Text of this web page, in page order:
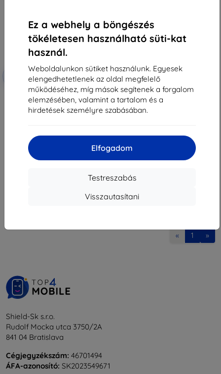
Ez a webhely a böngészés
tökéletesen használható süti-kat
használ.
Weboldalunkon sütiket használunk. Egyesek
elengedhetetlenek az oldal megfelelő
működéséhez, míg mások segítenek a forgalom
elemzésében, valamint a tartalom és a
hirdetések személyre szabásában.
Elfogadom
Testreszabás
Visszautasítani
Kedvezmény
kuponnal
EXTRA10
3MK Folia ARC+ Vivo S18/S18 Pro
teljes képernyős fólia
4 490 Ft
Utolsó darab raktáron
« 1 »
Shield-Sk s.r.o.
Rudolf Mocka utca 3750/2A
841 04 Bratislava
Cégjegyzékszám: 46701494
ÁFA-azonosító: SK2023549671